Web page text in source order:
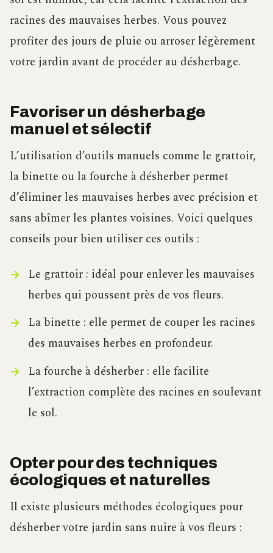
racines des mauvaises herbes. Vous pouvez
profiter des jours de pluie ou arroser légèrement
votre jardin avant de procéder au désherbage.
Favoriser un désherbage
manuel et sélectif
L’utilisation d’outils manuels comme le grattoir,
la binette ou la fourche à désherber permet
d’éliminer les mauvaises herbes avec précision et
sans abîmer les plantes voisines. Voici quelques
conseils pour bien utiliser ces outils :
Le grattoir : idéal pour enlever les mauvaises
herbes qui poussent près de vos fleurs.
La binette : elle permet de couper les racines
des mauvaises herbes en profondeur.
La fourche à désherber : elle facilite
l’extraction complète des racines en soulevant
le sol.
Opter pour des techniques
écologiques et naturelles
Il existe plusieurs méthodes écologiques pour
désherber votre jardin sans nuire à vos fleurs :